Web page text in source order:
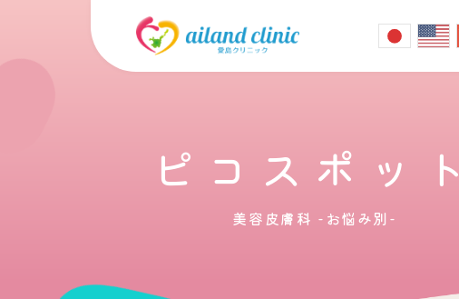
ピコスポット
美容皮膚科 -お悩み別-